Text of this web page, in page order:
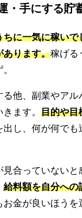
・手にする貯
ちに一気に稼いで
あります。稼げる
他、副業やアル
ます。 目的や目
出し、何が何でも
合っていないと
給料額を自分への
金が良いほうを